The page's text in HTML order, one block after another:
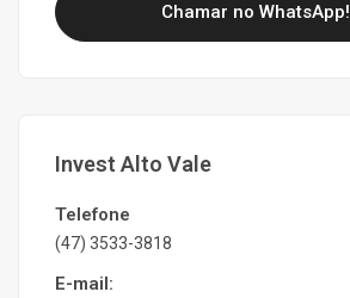
Chamar no WhatsApp!
Invest Alto Vale
Telefone
(47) 3533-3818
E-mail: